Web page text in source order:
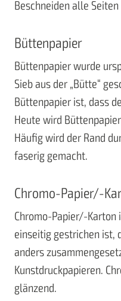
Beschneiden alle
Büttenpapier
Büttenpapier wurde
Sieb aus der „Bütte“
Büttenpapier ist, dass
Heute wird
Häufig wird der Rand
faserig gemacht.
Chromo-Papier/-
Chromo-Papier/-
einseitig gestrichen ist,
anders
Kunstdruckpapieren.
glänzend.